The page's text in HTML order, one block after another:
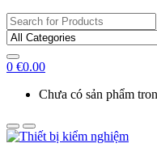
Search
for:
0 €0.00
Chưa có sản phẩm